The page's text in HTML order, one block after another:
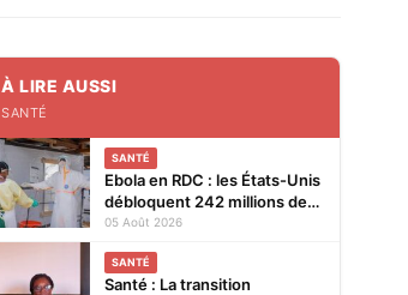
À LIRE AUSSI
SANTÉ
SANTÉ
Ebola en RDC : les États-Unis
débloquent 242 millions de
dollars supplémentaires
05 Août 2026
SANTÉ
Santé : La transition